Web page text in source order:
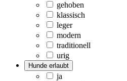
gehoben
klassisch
leger
modern
traditionell
urig
Hunde erlaubt
ja